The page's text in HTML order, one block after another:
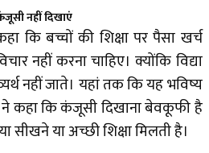
नहीं दिखाएं
कि बच्चों की शिक्षा पर पैसा खर्च
नहीं करना चाहिए। क्योंकि विद्या
नहीं जाते। यहां तक कि यह भविष्य
ने कहा कि कंजूसी दिखाना बेवकूफी है
या अच्छी शिक्षा मिलती है।